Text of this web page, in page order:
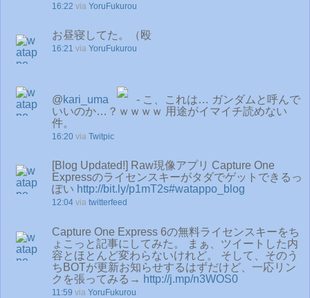
16:22 via YoruFukurou
お昼寝してた。（殴
16:21 via YoruFukurou
@kari_uma
- こ、これは… ガンダムと呼んで
いいのか…？ｗｗｗｗ 用途がイマイチ読めない
件。
16:20 via Twitpic
[Blog Updated!] Raw現像アプリ Capture One
Expressのライセンスキーがタダでゲットできるっ
ぽい http://bit.ly/p1mT2s#watappo_blog
12:04 via twitterfeed
Capture One Express 6の無料ライセンスキーをち
ょこっと記事にしてみた。 まぁ、ツイートした内
容とほとんど変わらないけれど。 そして、そのう
ちBOTが更新お知らせするはずだけど、一応リン
クを張ってみる→ http://j.mp/n3WOS0
11:59 via YoruFukurou